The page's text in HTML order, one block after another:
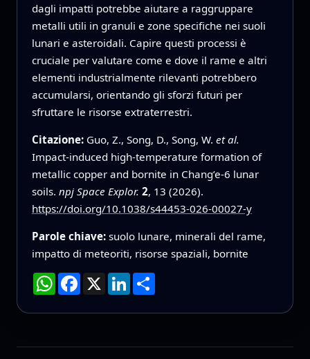
dagli impatti potrebbe aiutare a raggruppare
metalli utili in granuli e zone specifiche nei suoli
lunari e asteroidali. Capire questi processi è
cruciale per valutare come e dove il rame e altri
elementi industrialmente rilevanti potrebbero
accumularsi, orientando gli sforzi futuri per
sfruttare le risorse extraterrestri.
Citazione: Guo, Z., Song, D., Song, W. et al.
Impact-induced high-temperature formation of
metallic copper and bornite in Chang’e-6 lunar
soils. npj Space Explor. 2, 13 (2026).
https://doi.org/10.1038/s44453-026-00027-y
Parole chiave: suolo lunare, minerali del rame,
impatto di meteoriti, risorse spaziali, bornite
WhatsApp
Facebook
X LinkedInCondividi